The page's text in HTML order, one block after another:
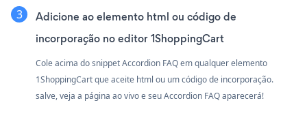
Adicione ao elemento html ou código de
incorporação no editor 1ShoppingCart
Cole acima do snippet Accordion FAQ em qualquer elemento
1ShoppingCart que aceite html ou um código de incorporação.
salve, veja a página ao vivo e seu Accordion FAQ aparecerá!